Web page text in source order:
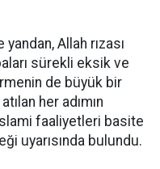
Allah rızası
sürekli eksik ve
de büyük bir
her adımın
faaliyetleri basite
uyarısında bulundu.